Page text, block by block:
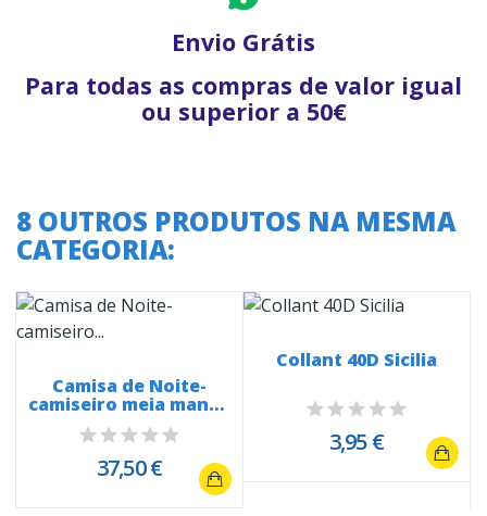
Envio Grátis
Para todas as compras de valor igual
ou superior a 50€
8 OUTROS PRODUTOS NA MESMA
CATEGORIA:
Camisa de Noite-
camiseiro meia manga
25044 com...
37,50 €
Collant 40D Sicilia
3,95 €